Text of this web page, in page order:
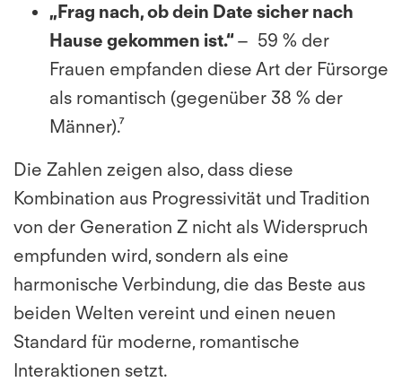
„Frag nach, ob dein Date sicher nach
Hause gekommen ist.“– 59 % der
Frauen empfanden diese Art der Fürsorge
als romantisch (gegenüber 38 % der
Männer).⁷
Die Zahlen zeigen also, dass diese
Kombination aus Progressivität und Tradition
von der Generation Z nicht als Widerspruch
empfunden wird, sondern als eine
harmonische Verbindung, die das Beste aus
beiden Welten vereint und einen neuen
Standard für moderne, romantische
Interaktionen setzt.